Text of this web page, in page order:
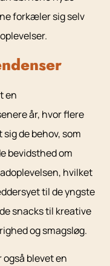
forkæler sig selv
en
år, hvor flere
de behov, som
bevidsthed om
hvilket
til de yngste
snacks til kreative
og smagsløg.
blevet en